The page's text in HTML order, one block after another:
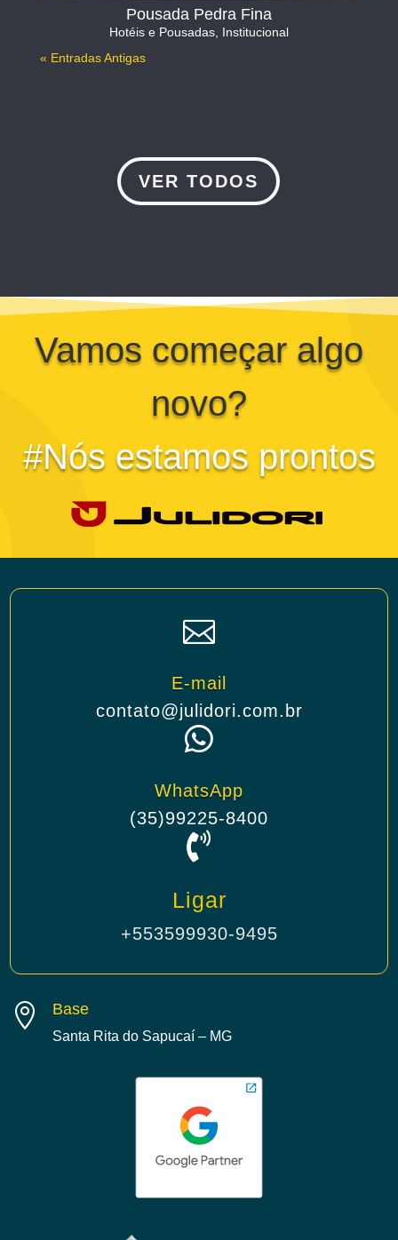
Pousada Pedra Fina
Hotéis e Pousadas, Institucional
« Entradas Antigas
VER TODOS
Vamos começar algo
novo?
#Nós estamos prontos

E-mail
contato@julidori.com.br

WhatsApp
(35)99225-8400

Ligar
+553599930-9495
 Base
Santa Rita do Sapucaí – MG